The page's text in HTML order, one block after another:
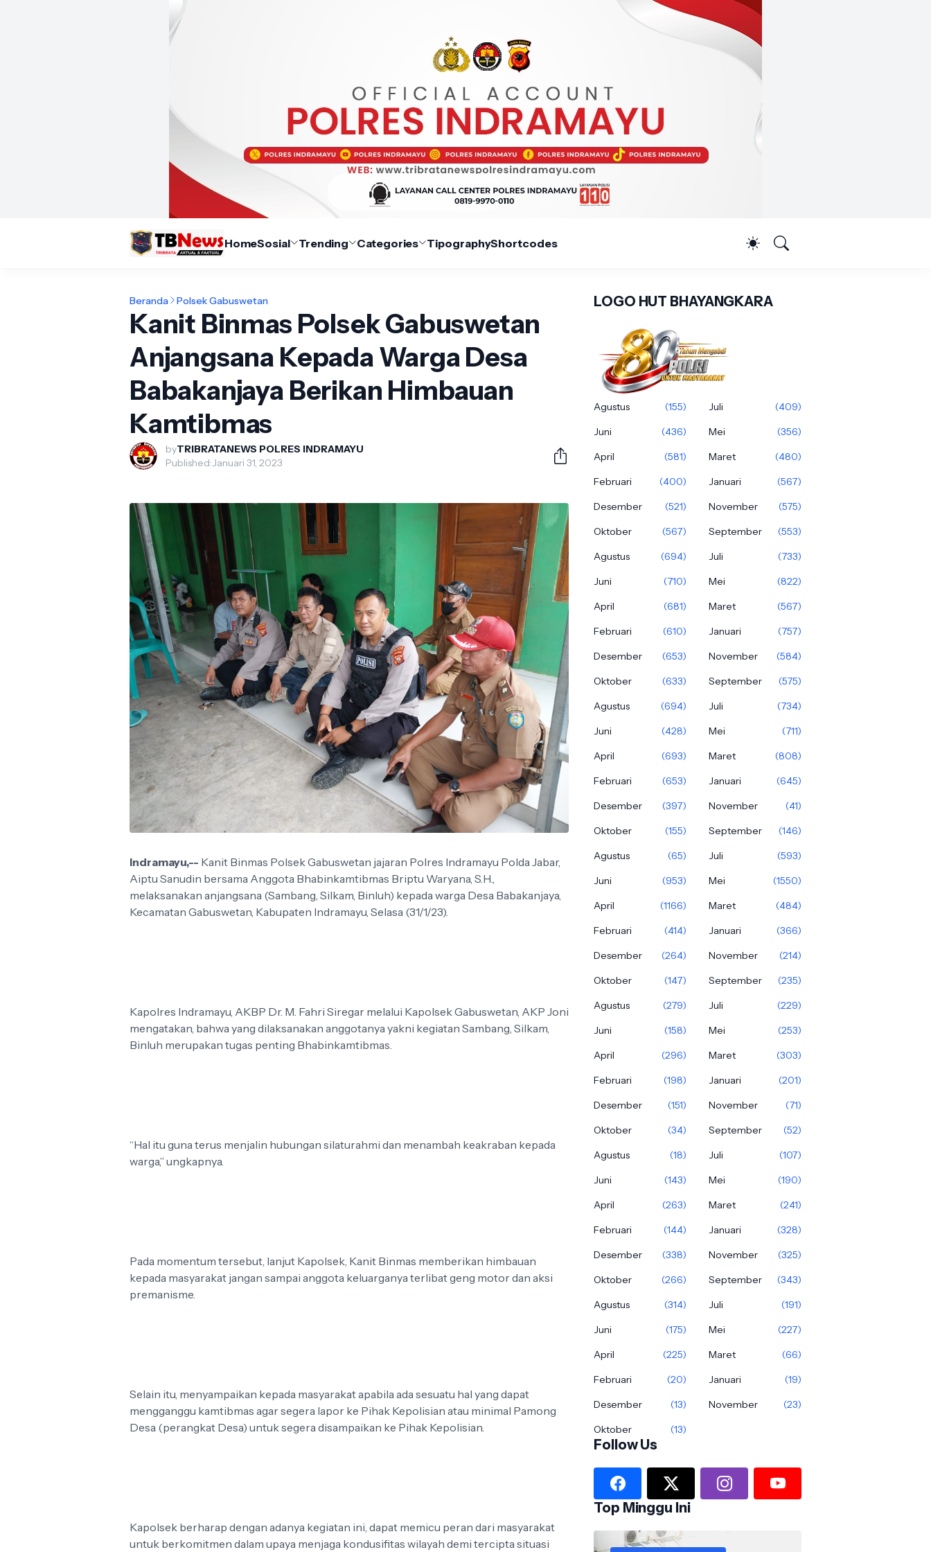
HomeSosial Trending Categories TipographyShortcodes
Beranda Polsek Gabuswetan
Kanit Binmas Polsek Gabuswetan
Anjangsana Kepada Warga Desa
Babakanjaya Berikan Himbauan
Kamtibmas
byTRIBRATANEWS POLRES INDRAMAYU
Published:Januari 31, 2023
Indramayu,-- Kanit Binmas Polsek Gabuswetan jajaran Polres Indramayu Polda Jabar,
Aiptu Sanudin bersama Anggota Bhabinkamtibmas Briptu Waryana, S.H.,
melaksanakan anjangsana (Sambang, Silkam, Binluh) kepada warga Desa Babakanjaya,
Kecamatan Gabuswetan, Kabupaten Indramayu, Selasa (31/1/23).
Kapolres Indramayu, AKBP Dr. M. Fahri Siregar melalui Kapolsek Gabuswetan, AKP Joni
mengatakan, bahwa yang dilaksanakan anggotanya yakni kegiatan Sambang, Silkam,
Binluh merupakan tugas penting Bhabinkamtibmas.
“Hal itu guna terus menjalin hubungan silaturahmi dan menambah keakraban kepada
warga,” ungkapnya.
Pada momentum tersebut, lanjut Kapolsek, Kanit Binmas memberikan himbauan
kepada masyarakat jangan sampai anggota keluarganya terlibat geng motor dan aksi
premanisme.
Selain itu, menyampaikan kepada masyarakat apabila ada sesuatu hal yang dapat
mengganggu kamtibmas agar segera lapor ke Pihak Kepolisian atau minimal Pamong
Desa (perangkat Desa) untuk segera disampaikan ke Pihak Kepolisian.
Kapolsek berharap dengan adanya kegiatan ini, dapat memicu peran dari masyarakat
untuk berkomitmen dalam upaya menjaga kondusifitas wilayah demi tercipta situasi
LOGO HUT BHAYANGKARA
Agustus (155) Juli
(409)
Juni
(436) Mei
(356)
April
(581) Maret
(480)
Februari
(400) Januari
(567)
Desember
(521) November
(575)
Oktober
(567) September
(553)
Agustus
(694) Juli
(733)
Juni
(710) Mei
(822)
April
(681) Maret
(567)
Februari
(610) Januari
(757)
Desember
(653) November
(584)
Oktober
(633) September
(575)
Agustus
(694) Juli
(734)
Juni
(428) Mei
(711)
April
(693) Maret
(808)
Februari
(653) Januari
(645)
Desember
(397) November
(41)
Oktober
(155) September
(146)
Agustus
(65) Juli
(593)
Juni
(953) Mei
(1550)
April
(1166) Maret
(484)
Februari
(414) Januari
(366)
Desember
(264) November
(214)
Oktober
(147) September
(235)
Agustus
(279) Juli
(229)
Juni
(158) Mei
(253)
April
(296) Maret
(303)
Februari
(198) Januari
(201)
Desember
(151) November
(71)
Oktober
(34) September
(52)
Agustus
(18) Juli
(107)
Juni
(143) Mei
(190)
April
(263) Maret
(241)
Februari
(144) Januari
(328)
Desember
(338) November
(325)
Oktober
(266) September
(343)
Agustus
(314) Juli
(191)
Juni
(175) Mei
(227)
April
(225) Maret
(66)
Februari
(20) Januari
(19)
Desember
(13) November
(23)
Oktober
(13)
Follow Us
Top Minggu Ini